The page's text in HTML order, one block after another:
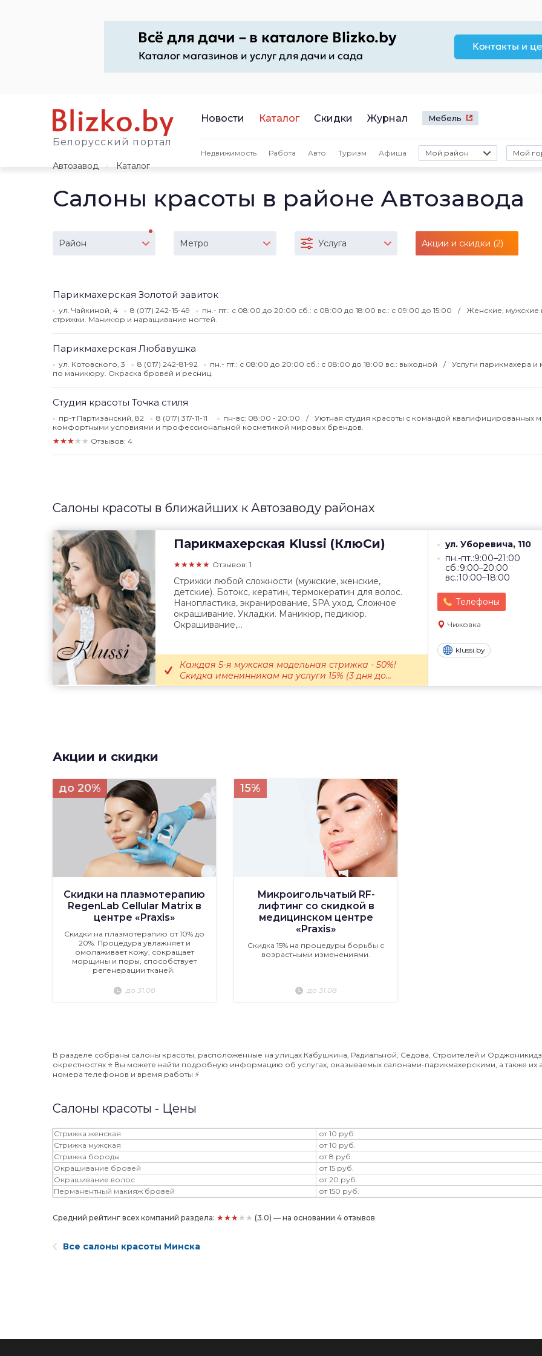
Белорусский портал
Новости Каталог Скидки Журнал Мебель
Недвижимость Работа Авто Туризм Афиша Мой район Мой
Автозавод
Каталог
Салоны красоты в районе Автозавода
Район Метро Услуга Акции и скидки (2)
Парикмахерская Золотой завиток
ул. Чайкиной, 4 8 (017) 242-15-49 пн.- пт.: с 08:00 до 20:00 сб.: с 08:00 до 18:00 вс.: с 09:00 до 15:00
Женские, мужские
стрижки. Маникюр и наращивание ногтей.
Парикмахерская Любавушка
ул. Котовского, 3 8 (017) 242-81-92 пн.- пт.: с 08:00 до 20:00 сб.: с 08:00 до 18:00 вс.: выходной
Услуги парикмахера и
по маникюру. Окраска бровей и ресниц.
Студия красоты Точка стиля
пр-т Партизанский, 82 8 (017) 317-11-11 пн-вс: 08:00 - 20:00
Уютная студия красоты с командой квалифицированных
комфортными условиями и профессиональной косметикой мировых брендов.
★★★★★ Отзывов: 4
Салоны красоты в ближайших к Автозаводу районах
Парикмахерская Klussi (КлюСи)
★★★★★ Отзывов: 1
ул. Уборевича, 110
пн.-пт.:9:00–21:00
сб.:9:00–20:00
вс.:10:00–18:00
Телефоны
Чижовка
klussi.by
Стрижки любой сложности (мужские, женские,
детские). Ботокс, кератин, термокератин для волос.
Нанопластика, экранирование, SPA уход. Сложное
окрашивание. Укладки. Маникюр, педикюр.
Окрашивание,...
Каждая 5-я мужская модельная стрижка - 50%!
Скидка именинникам на услуги 15% (3 дня до...
Акции и скидки
до 20%
Скидки на плазмотерапию
RegenLab Cellular Matrix в
центре «Praxis»
Скидки на плазмотерапию от 10% до
20%. Процедура увлажняет и
омолаживает кожу, сокращает
морщины и поры, способствует
регенерации тканей.
до 31.08
15%
Микроигольчатый RF-
лифтинг со скидкой в
медицинском центре
«Praxis»
Скидка 15% на процедуры борьбы с
возрастными изменениями.
до 31.08
В разделе собраны салоны красоты, расположенные на улицах Кабушкина, Радиальной, Седова, Строителей и
окрестностях ⭐️ Вы можете найти подробную информацию об услугах, оказываемых салонами-парикмахерскими, а также их
номера телефонов и время работы ⚡️
Салоны красоты - Цены
Стрижка женская
от 10 руб.
Стрижка мужская
от 10 руб.
Стрижка бороды
от 8 руб.
Окрашивание бровей
от 15 руб.
Окрашивание волос
от 20 руб.
Перманентный макияж бровей
от 150 руб.
Средний рейтинг всех компаний раздела: ★★★★★ (3.0) — на основании 4 отзывов
Все салоны красоты Минска